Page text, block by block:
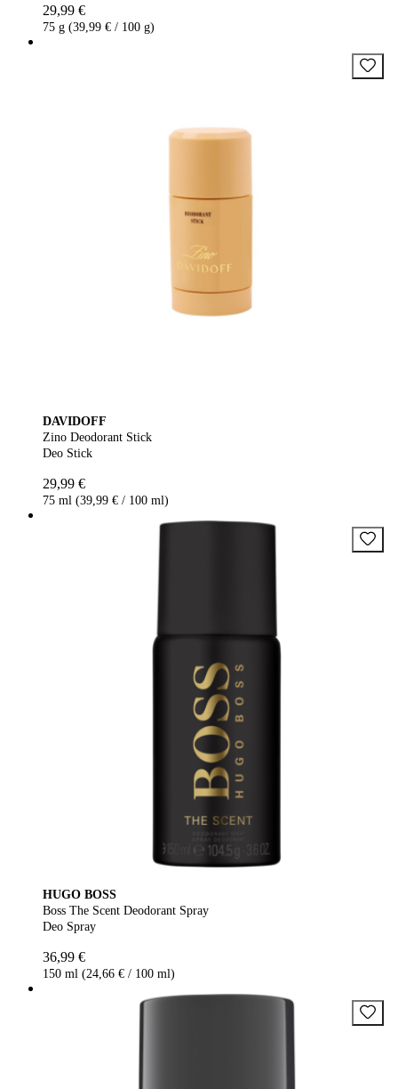
29,99 €
75 g (39,99 € / 100 g)
DAVIDOFF
Zino Deodorant Stick
Deo Stick
29,99 €
75 ml (39,99 € / 100 ml)
HUGO BOSS
Boss The Scent Deodorant Spray
Deo Spray
36,99 €
150 ml (24,66 € / 100 ml)